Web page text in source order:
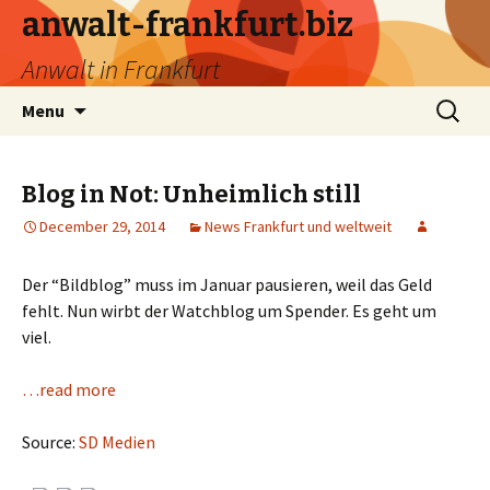
anwalt-frankfurt.biz
Anwalt in Frankfurt
Menu
Search
for:
Blog in Not: Unheimlich still
December 29, 2014 News Frankfurt und weltweit
Der “Bildblog” muss im Januar pausieren, weil das Geld
fehlt. Nun wirbt der Watchblog um Spender. Es geht um
viel.
…read more
Source: SD Medien